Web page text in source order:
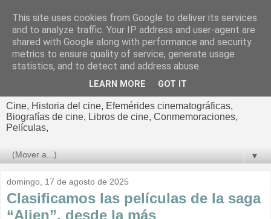
El cultural
cinematográfico de Jorge
Cine, Historia del cine, Efemérides cinematográficas,
Biografías de cine, Libros de cine, Conmemoraciones,
Películas,
▼
domingo, 17 de agosto de 2025
Clasificamos las películas de la saga
“Alien”, desde la más
This site uses cookies from Google to deliver its services
and to analyze traffic. Your IP address and user-agent are
shared with Google along with performance and security
metrics to ensure quality of service, generate usage
statistics, and to detect and address abuse.
LEARN MORE GOT IT